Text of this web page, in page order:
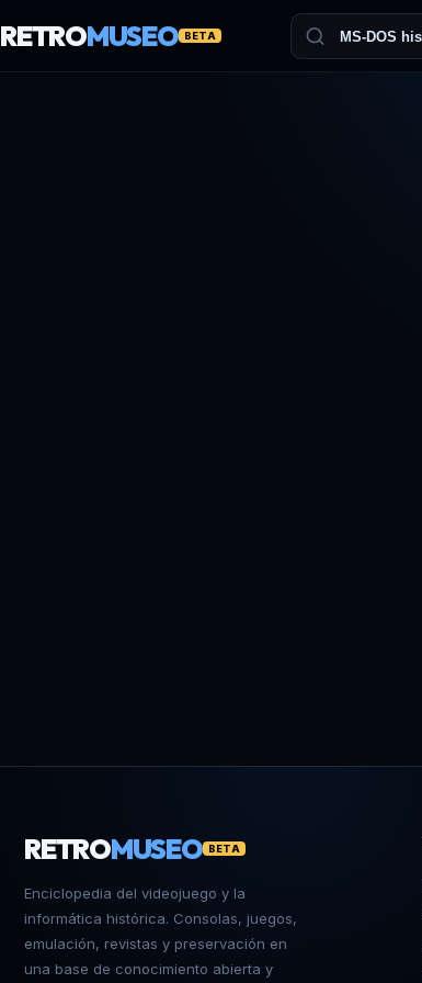
RETROMUSEO BETA
RETROMUSEO BETA
Enciclopedia del videojuego y la
informática histórica. Consolas, juegos,
emulación, revistas y preservación en
una base de conocimiento abierta y